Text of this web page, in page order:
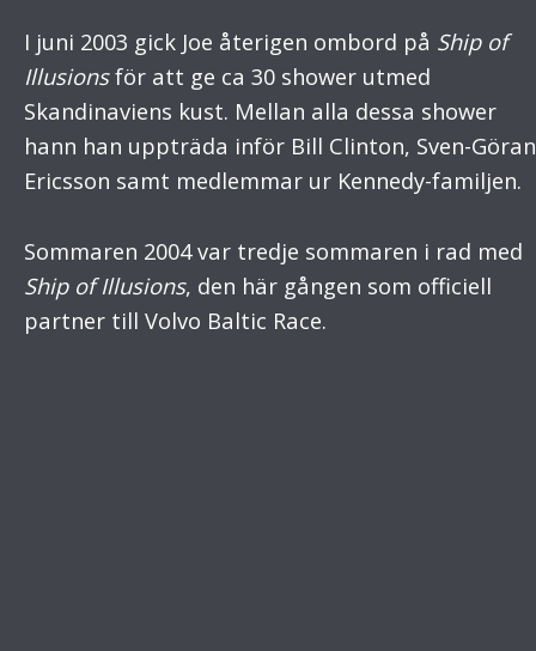
I juni 2003 gick Joe återigen ombord på Ship of
Illusionsför att ge ca 30 shower utmed
Skandinaviens kust. Mellan alla dessa shower
hann han uppträda inför Bill Clinton, Sven-Göran
Ericsson samt medlemmar ur Kennedy-familjen.
Sommaren 2004 var tredje sommaren i rad med
Ship of Illusions, den här gången som officiell
partner till Volvo Baltic Race.